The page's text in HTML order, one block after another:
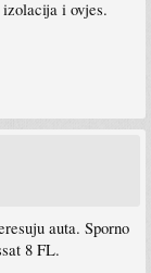
i ovjes.
auta. Sporno
8 FL.